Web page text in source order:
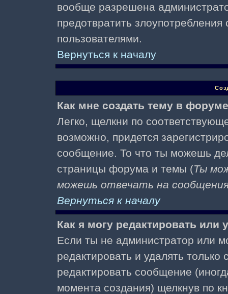
вообще разрешена
предотвратить
пользователями.
Вернуться к началу
Как мне создать тему в
Легко, щелкни по
возможно, придется
сообщение. То что ты можешь
страницы форума и темы (Ты
можешь отвечать на
Вернуться к началу
Как я могу редактировать или
Если ты не администратор или
редактировать и удалять
редактировать сообщение
момента создания) щелкнув по